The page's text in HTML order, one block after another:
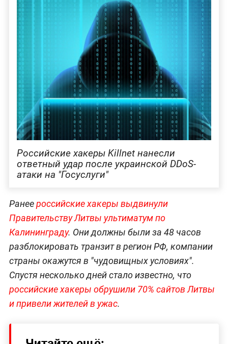
Российские хакеры Killnet нанесли
ответный удар после украинской DDoS-
атаки на "Госуслуги"
Ранеероссийские хакеры выдвинули
Правительству Литвы ультиматум по
Калининграду. Они должны были за 48 часов
разблокировать транзит в регион РФ, компании
страны окажутся в "чудовищных условиях".
Спустя несколько дней стало известно, что
российские хакеры обрушили 70% сайтов Литвы
и привели жителей в ужас.